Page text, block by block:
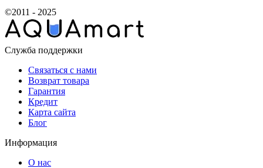
©2011 - 2025
Служба поддержки
Связаться с нами
Возврат товара
Гарантия
Кредит
Карта сайта
Блог
Информация
О нас